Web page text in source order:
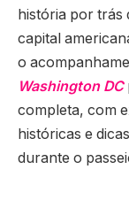
história por trás
capital
o
Washington DC
completa, com
históricas e
durante o